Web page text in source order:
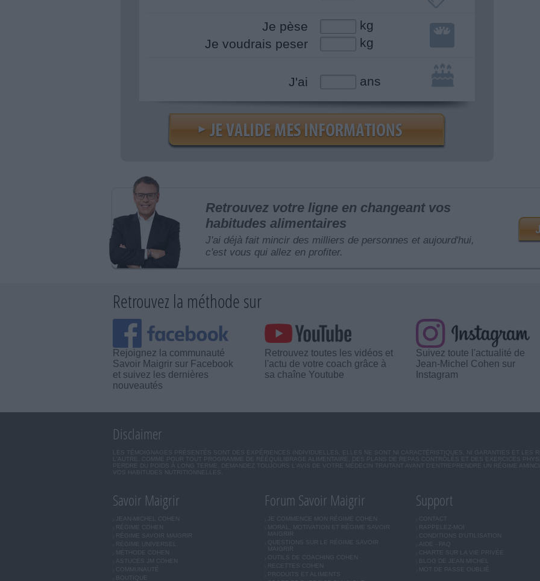
Je pèse
kg
Je voudrais peser
kg
J'ai ans
Retrouvez votre ligne en changeant vos
habitudes alimentaires
J'ai déjà fait mincir des milliers de personnes et aujourd'hui,
c'est vous qui allez en profiter.
Retrouvez la méthode sur
Rejoignez la communauté
Savoir Maigrir sur Facebook
et suivez les dernières
nouveautés
Retrouvez toutes les vidéos et
l'actu de votre coach grâce à
sa chaîne Youtube
Suivez toute l'actualité de
Jean-Michel Cohen sur
Instagram
Disclaimer
LES TÉMOIGNAGES PRÉSENTÉS SONT DES EXPÉRIENCES INDIVIDUELLES. ELLES NE SONT NI CARACTÉRISTIQUES, NI GARANTIES ET LES
L'AUTRE. COMME POUR TOUT PROGRAMME DE RÉÉQUILIBRAGE ALIMENTAIRE, DES PLANS DE REPAS CONTRÔLÉS ET DES EXERCICES
PERDRE DU POIDS À LONG TERME. DEMANDEZ TOUJOURS L'AVIS DE VOTRE MÉDECIN TRAITANT AVANT D'ENTREPRENDRE UN RÉGIME
VOS HABITUDES NUTRITIONNELLES.
Savoir Maigrir
JEAN-MICHEL COHEN
RÉGIME COHEN
RÉGIME SAVOIR MAIGRIR
RÉGIME UNIVERSEL
ASTUCES JM COHEN
COMMUNAUTÉ
Forum Savoir Maigrir
JE COMMENCE MON RÉGIME COHEN
MORAL, MOTIVATION ET RÉGIME SAVOIR
MAIGRIR
QUESTIONS SUR LE RÉGIME SAVOIR
MAIGRIR
OUTILS DE COACHING COHEN
RECETTES COHEN
PRODUITS ET ALIMENTS
Support
CONTACT
RAPPELEZ-MOI
CONDITIONS D'UTILISATION
AIDE - FAQ
CHARTE SUR LA VIE PRIVÉE
BLOG DE JEAN MICHEL
MOT DE PASSE OUBLIÉ